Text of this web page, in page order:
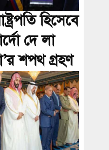
হিসেবে
দে লা
শপথ গ্রহণ